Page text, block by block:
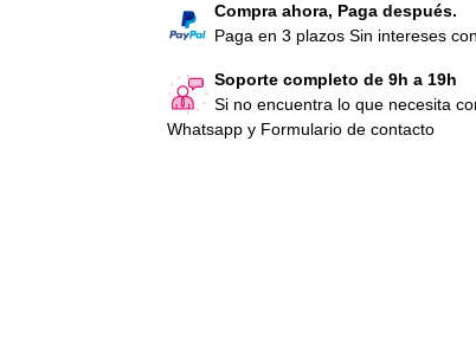
Compra ahora, Paga después.
Paga en 3 plazos Sin intereses
Soporte completo de 9h a 19h
Si no encuentra lo que necesita
Whatsapp y Formulario de contacto
1,21 € IVA Incl.
Cinta de Kevlar de 3 cm con
hilos de acero
19,72 €